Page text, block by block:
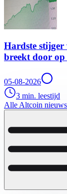
Hardste stijger
breekt door
05-08-2026
3 min. leestijd
Alle Altcoin